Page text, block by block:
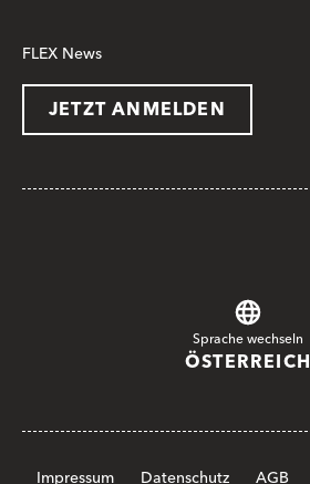
FLEX News
JETZT ANMELDEN
Sprache wechseln
ÖSTERREICH
Impressum Datenschutz AGB